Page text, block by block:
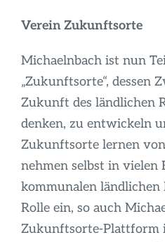
Verein Zukunftsorte
Michaelnbach ist nun
„Zukunftsorte“, dessen
Zukunft des ländlichen
denken, zu entwickeln
Zukunftsorte lernen
nehmen selbst in vielen
kommunalen ländlichen
Rolle ein, so auch
Zukunftsorte-Plattform